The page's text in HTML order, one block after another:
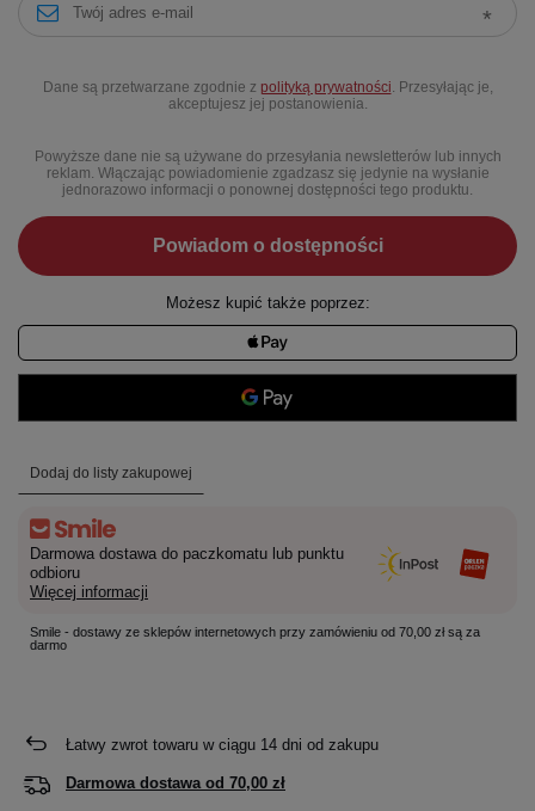
Dane są przetwarzane zgodnie z polityką prywatności . Przesyłając je,
akceptujesz jej postanowienia.
Powyższe dane nie są używane do przesyłania newsletterów lub innych
reklam. Włączając powiadomienie zgadzasz się jedynie na wysłanie
jednorazowo informacji o ponownej dostępności tego produktu.
Powiadom o dostępności
Możesz kupić także poprzez:
Dodaj do listy zakupowej
Darmowa dostawa do paczkomatu lub punktu
odbioru
Więcej informacji
Smile - dostawy ze sklepów internetowych przy zamówieniu od 70,00 zł są za
darmo
Łatwy zwrot towaru w ciągu 14 dni od zakupu
Darmowa dostawa od 70,00 zł